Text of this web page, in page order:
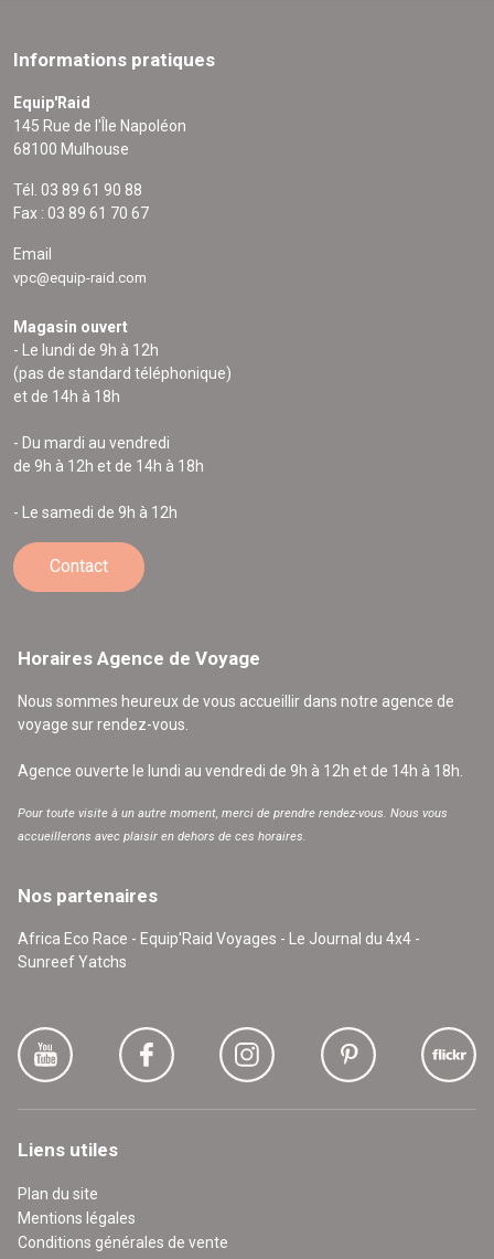
Informations pratiques
Equip'Raid
145 Rue de l'Île Napoléon
68100 Mulhouse
Tél. 03 89 61 90 88
Fax : 03 89 61 70 67
Email
vpc@equip-raid.com
Magasin ouvert
- Le lundi de 9h à 12h
(pas de standard téléphonique)
et de 14h à 18h
- Du mardi au vendredi
de 9h à 12h et de 14h à 18h
- Le samedi de 9h à 12h
Contact
Horaires Agence de Voyage
Nous sommes heureux de vous accueillir dans notre agence de
voyage sur rendez-vous.
Agence ouverte le lundi au vendredi de 9h à 12h et de 14h à 18h.
Pour toute visite à un autre moment, merci de prendre rendez-vous. Nous vous
accueillerons avec plaisir en dehors de ces horaires.
Nos partenaires
Africa Eco Race - Equip'Raid Voyages - Le Journal du 4x4 -
Sunreef Yatchs
Liens utiles
Plan du site
Mentions légales
Conditions générales de vente